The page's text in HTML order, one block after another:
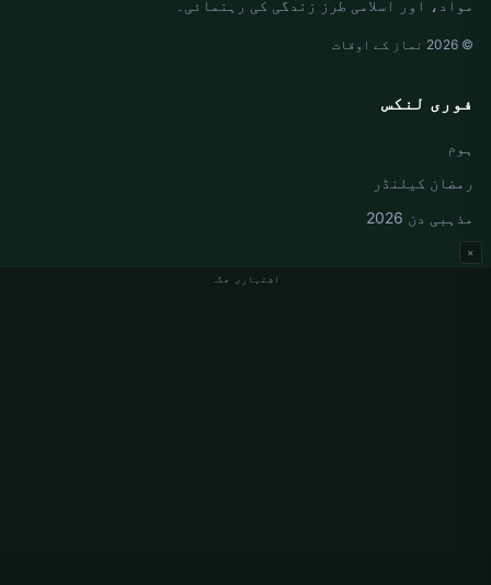
اشتہاری جگہ
×
مواد، اور اسلامی طرز زندگی کی رہنمائی۔
© 2026 نماز کے اوقات
فوری لنکس
ہوم
رمضان کیلنڈر
مذہبی دن 2026